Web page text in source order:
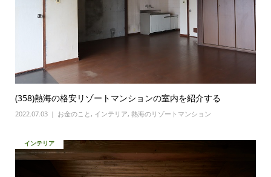
(358)熱海の格安リゾートマンションの室内を紹介する
2022.07.03 お金のこと , インテリア, 熱海のリゾートマンション
インテリア